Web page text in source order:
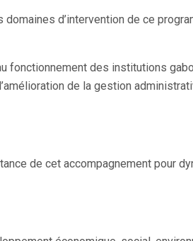
d’intervention de ce
fonctionnement des institutions
de la gestion
de cet accompagnement pour